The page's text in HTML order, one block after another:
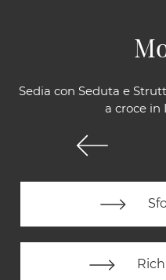
Sedia con Seduta e
a croce in